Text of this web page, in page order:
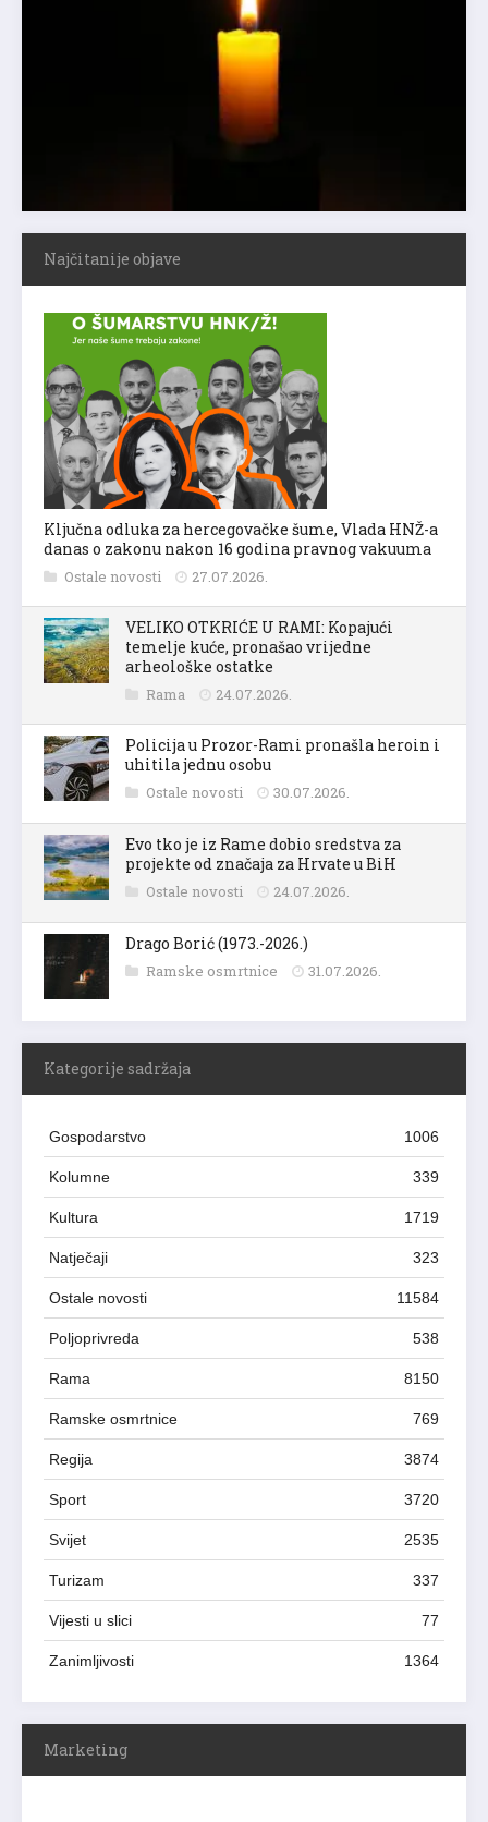
Najčitanije objave
Ključna odluka za hercegovačke šume, Vlada HNŽ-a
danas o zakonu nakon 16 godina pravnog vakuuma
Ostale novosti 27.07.2026.
VELIKO OTKRIĆE U RAMI: Kopajući
temelje kuće, pronašao vrijedne
arheološke ostatke
Rama 24.07.2026.
Policija u Prozor-Rami pronašla heroin i
uhitila jednu osobu
Ostale novosti 30.07.2026.
Evo tko je iz Rame dobio sredstva za
projekte od značaja za Hrvate u BiH
Ostale novosti 24.07.2026.
Drago Borić (1973.-2026.)
Ramske osmrtnice 31.07.2026.
Kategorije sadržaja
Gospodarstvo 1006
Kolumne 339
Kultura 1719
Natječaji 323
Ostale novosti 11584
Poljoprivreda 538
Rama 8150
Ramske osmrtnice 769
Regija 3874
Sport 3720
Svijet 2535
Turizam 337
Vijesti u slici 77
Zanimljivosti 1364
Marketing